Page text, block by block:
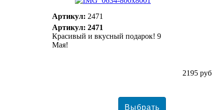
Артикул: 2471
Артикул: 2471
Красивый и вкусный подарок! 9
Мая!
2195 руб